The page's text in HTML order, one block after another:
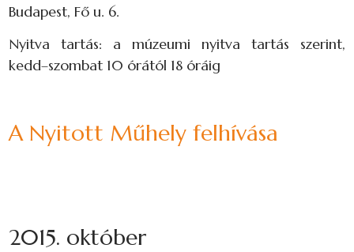
Budapest, Fő u. 6.
Nyitva tartás: a múzeumi nyitva tartás szerint,
kedd–szombat 10 órától 18 óráig
A Nyitott Műhely felhívása
2015. október